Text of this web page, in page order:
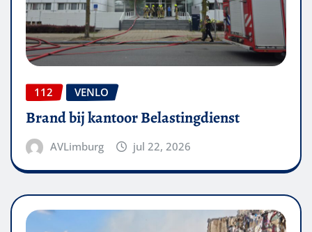
112 VENLO
Brand bij kantoor Belastingdienst
AVLimburg jul 22, 2026